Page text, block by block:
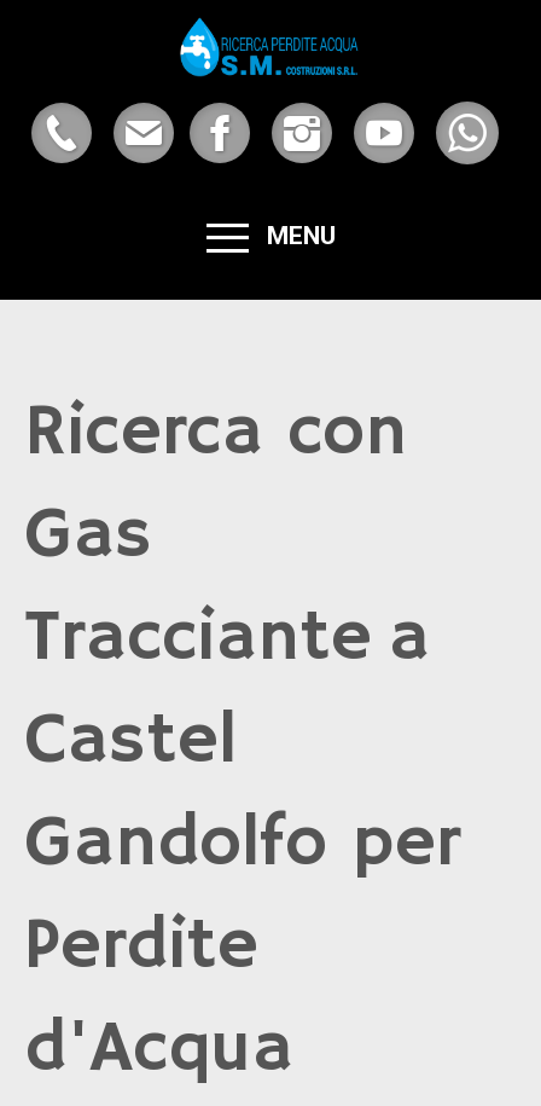
MENU
Ricerca con
Gas
Tracciante a
Castel
Gandolfo per
Perdite
d'Acqua